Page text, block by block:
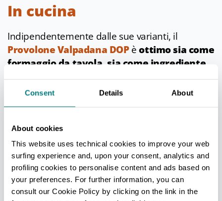
Consent Details About
About cookies
This website uses technical cookies to improve your web
surfing experience and, upon your consent, analytics and
profiling cookies to personalise content and ads based on
your preferences. For further information, you can
consult our Cookie Policy by clicking on the link in the
In cucina
Indipendentemente dalle sue varianti, il
Provolone Valpadana DOPèottimo sia come
formaggio da tavola, sia come ingrediente
farcire insalate o per preparare antipasti. Il tipo
Piccante è, invece, delizioso accompagnato con
fondute e come ripieno per la pasta.
Info
Ultimo aggiornamento 03/03/2022